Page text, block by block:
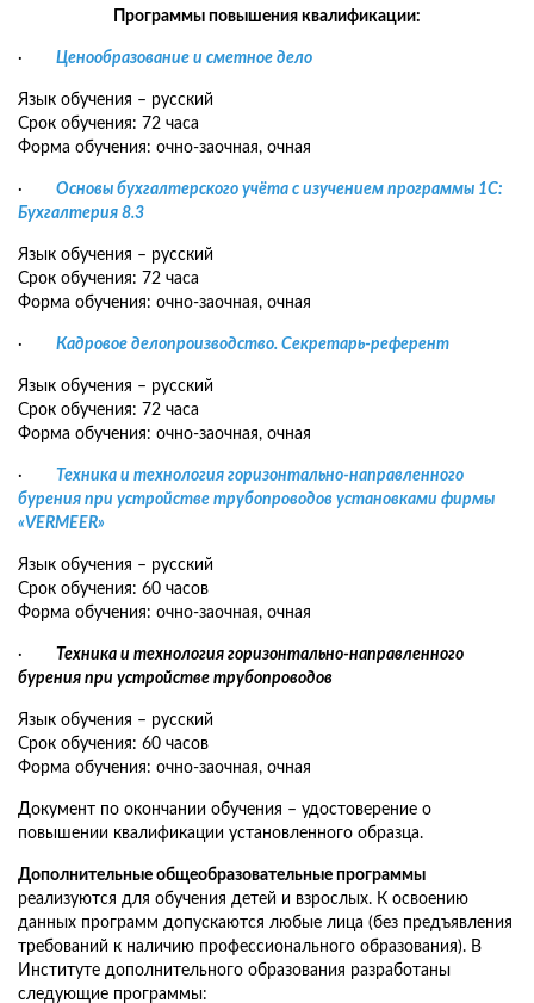
Программы повышения квалификации:
· Ценообразование и сметное дело
Язык обучения – русский
Срок обучения: 72 часа
Форма обучения: очно-заочная, очная
· Основы бухгалтерского учёта с изучением программы 1С:
Бухгалтерия 8.3
Язык обучения – русский
Срок обучения: 72 часа
Форма обучения: очно-заочная, очная
· Кадровое делопроизводство. Секретарь-референт
Язык обучения – русский
Срок обучения: 72 часа
Форма обучения: очно-заочная, очная
·
Техника и технология горизонтально-направленного
бурения при устройстве трубопроводов установками фирмы
«VERMEER»
Язык обучения – русский
Срок обучения: 60 часов
Форма обучения: очно-заочная, очная
·
Техника и технология горизонтально-направленного
бурения при устройстве трубопроводов
Язык обучения – русский
Срок обучения: 60 часов
Форма обучения: очно-заочная, очная
Документ по окончании обучения – удостоверение о
повышении квалификации установленного образца.
Дополнительные общеобразовательные программы
реализуются для обучения детей и взрослых. К освоению
данных программ допускаются любые лица (без предъявления
требований к наличию профессионального образования). В
Институте дополнительного образования разработаны
следующие программы: